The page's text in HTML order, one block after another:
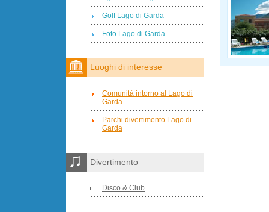
Golf Lago di Garda
Foto Lago di Garda
Luoghi di interesse
Comunità intorno al Lago di
Garda
Parchi divertimento Lago di
Garda
Divertimento
Disco & Club